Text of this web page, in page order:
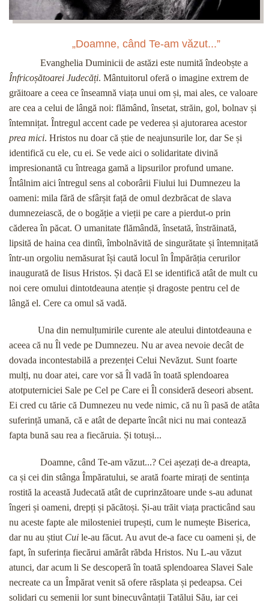
„Doamne, când Te-am văzut...”
Evanghelia Duminicii de astăzi este numită îndeobște a
Înfricoșătoarei Judecăți. Mântuitorul oferă o imagine extrem de
grăitoare a ceea ce înseamnă viața unui om și, mai ales, ce valoare
are cea a celui de lângă noi: flămând, însetat, străin, gol, bolnav și
întemnițat. Întregul accent cade pe vederea și ajutorarea acestor
prea mici. Hristos nu doar că știe de neajunsurile lor, dar Se și
identifică cu ele, cu ei. Se vede aici o solidaritate divină
impresionantă cu întreaga gamă a lipsurilor profund umane.
Întâlnim aici întregul sens al coborârii Fiului lui Dumnezeu la
oameni: mila fără de sfârșit față de omul dezbrăcat de slava
dumnezeiască, de o bogăție a vieții pe care a pierdut-o prin
căderea în păcat. O umanitate flămândă, însetată, înstrăinată,
lipsită de haina cea dintîi, îmbolnăvită de singurătate și întemnițată
într-un orgoliu nemăsurat își caută locul în Împărăția cerurilor
inaugurată de Iisus Hristos. Și dacă El se identifică atât de mult cu
noi cere omului dintotdeauna atenție și dragoste pentru cel de
lângă el. Cere ca omul să vadă.
Una din nemulțumirile curente ale ateului dintotdeauna e
aceea că nu Îl vede pe Dumnezeu. Nu ar avea nevoie decât de
dovada incontestabilă a prezenței Celui Nevăzut. Sunt foarte
mulți, nu doar atei, care vor să Îl vadă în toată splendoarea
atotputerniciei Sale pe Cel pe Care ei Îl consideră deseori absent.
Ei cred cu tărie că Dumnezeu nu vede nimic, că nu îi pasă de atâta
suferință umană, că e atât de departe încât nici nu mai contează
fapta bună sau rea a fiecăruia. Și totuși...
Doamne, când Te-am văzut...? Cei așezați de-a dreapta,
ca și cei din stânga Împăratului, se arată foarte mirați de sentința
rostită la această Judecată atât de cuprinzătoare unde s-au adunat
îngeri și oameni, drepți și păcătoși. Și-au trăit viața practicând sau
nu aceste fapte ale milosteniei trupești, cum le numește Biserica,
dar nu au știut Cui le-au făcut. Au avut de-a face cu oameni și, de
fapt, în suferința fiecărui amărât răbda Hristos. Nu L-au văzut
atunci, dar acum li Se descoperă în toată splendoarea Slavei Sale
necreate ca un Împărat venit să ofere răsplata și pedeapsa. Cei
solidari cu semenii lor sunt binecuvântații Tatălui Său, iar cei